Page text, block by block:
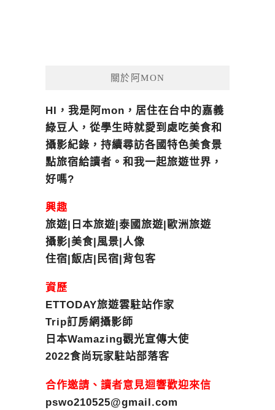
關於阿MON
HI，我是阿mon，居住在台中的嘉義
綠豆人，從學生時就愛到處吃美食和
攝影紀錄，持續尋訪各國特色美食景
點旅宿給讀者。和我一起旅遊世界，
好嗎?
興趣
旅遊|日本旅遊|泰國旅遊|歐洲旅遊
攝影|美食|風景|人像
住宿|飯店|民宿|背包客
資歷
ETTODAY旅遊雲駐站作家
Trip訂房網攝影師
日本Wamazing觀光宣傳大使
2022食尚玩家駐站部落客
合作邀請、讀者意見迴響歡迎來信
pswo210525@gmail.com